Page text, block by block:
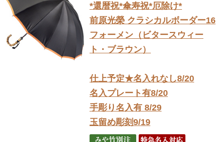
*還暦祝*傘寿祝*厄除け*
前原光榮 クラシカルボーダー16
フォーメン（ビタースウィー
ト・ブラウン）
仕上予定★名入れなし8/20
名入プレート有8/20
手彫り名入有 8/29
玉留め彫刻9/19